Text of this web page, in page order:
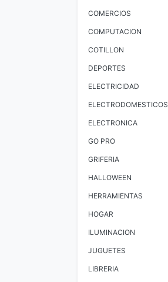
COMERCIOS
COMPUTACION
COTILLON
DEPORTES
ELECTRICIDAD
ELECTRODOMESTICOS
ELECTRONICA
GO PRO
GRIFERIA
HALLOWEEN
HERRAMIENTAS
HOGAR
ILUMINACION
JUGUETES
LIBRERIA